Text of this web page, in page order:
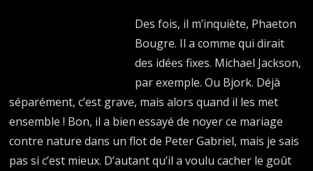
Des fois, il m’inquiète, Phaeton
Bougre. Il a comme qui dirait
des idées fixes. Michael Jackson,
par exemple. Ou Bjork. Déjà
séparément, c’est grave, mais alors quand il les met
ensemble ! Bon, il a bien essayé de noyer ce mariage
contre nature dans un flot de Peter Gabriel, mais je sais
pas si c’est mieux. D’autant qu’il a voulu cacher le goût